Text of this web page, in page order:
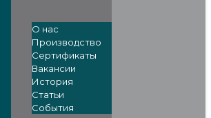
О нас
Производство
Сертификаты
Вакансии
История
Статьи
События